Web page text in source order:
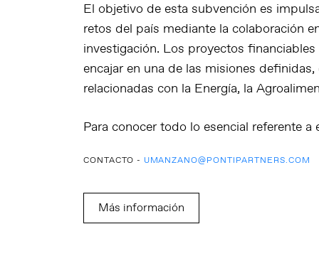
El objetivo de esta subvención es
retos del país mediante la colaboración
investigación. Los proyectos
encajar en una de las misiones
relacionadas con la Energía, la
Para conocer todo lo esencial referente a
CONTACTO - UMANZANO@PONTIPARTNERS.COM
Más información